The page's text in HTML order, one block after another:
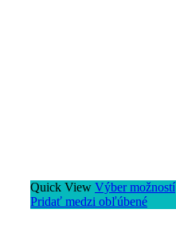
Quick View Výber možností
Pridať medzi obľúbené